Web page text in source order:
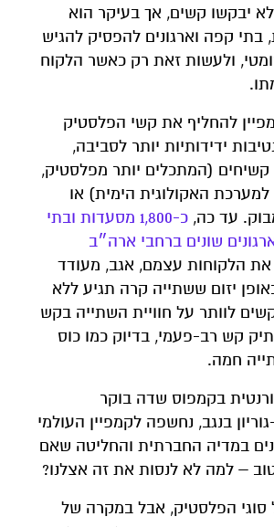
יבקשו קשים, אך בעיקר הוא
קפה וארגונים להפסיק להגיש
ולעשות זאת רק כאשר הלקוח
להחליף את קשי הפלסטיק
ידידותיות יותר לסביבה,
קשיחים (המתכלים יותר מפלסטיק,
למערכת האקולוגית הימית) או
עד כה,
כ-1,800 מסעדות ובתי
שונים ברחבי ארה״ב
את הלקוחות עצמם, אגב, מעודד
יזום ששתייה קרה תגיע ללא
לוותר על חוויית השתייה בקש
קש רב-פעמי, בדיוק כמו כוס
חמה.
בקמפוס שדה בוקר
בנגב, נחשפה לקמפיין העולמי
במדיה החברתית והחליטה שאם
– למה לא לנסות את זה אצלנו?
סוגי הפלסטיק, אבל במקרה של